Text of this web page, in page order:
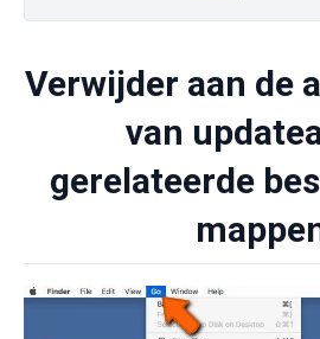
Verwijder aan de
van
gerelateerde